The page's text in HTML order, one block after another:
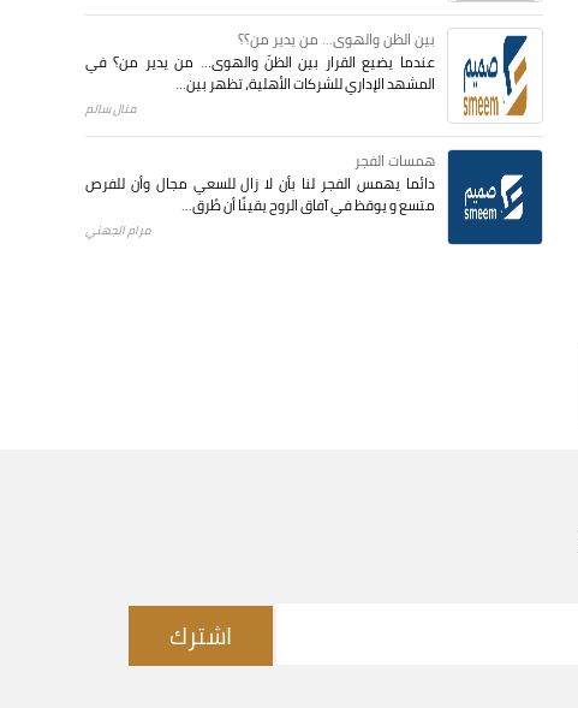
بين الظن والهوى... من يدير من؟؟
عندما يضيع القرار بين الظنّ والهوى… من يدير من؟ في
المشهد الإداري للشركات الأهلية، تظهر بين...
منال سالم
همسات الفجر
دائما يهمس الفجر لنا بأن لا زال للسعي مجال وأن للفرص
متسع و يوقظ في آفاق الروح يقينًا أن طُرق...
مرام الجهني
اشترك